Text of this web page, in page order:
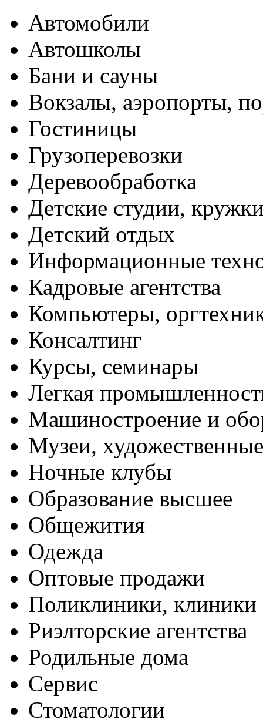
Автомобили
Автошколы
Бани и сауны
Вокзалы, аэропорты,
Гостиницы
Грузоперевозки
Деревообработка
Детские студии,
Детский отдых
Информационные
Кадровые агентства
Компьютеры,
Консалтинг
Курсы, семинары
Легкая
Машиностроение и
Музеи,
Ночные клубы
Образование высшее
Общежития
Одежда
Оптовые продажи
Поликлиники, клиники
Риэлторские агентства
Родильные дома
Сервис
Стоматологии